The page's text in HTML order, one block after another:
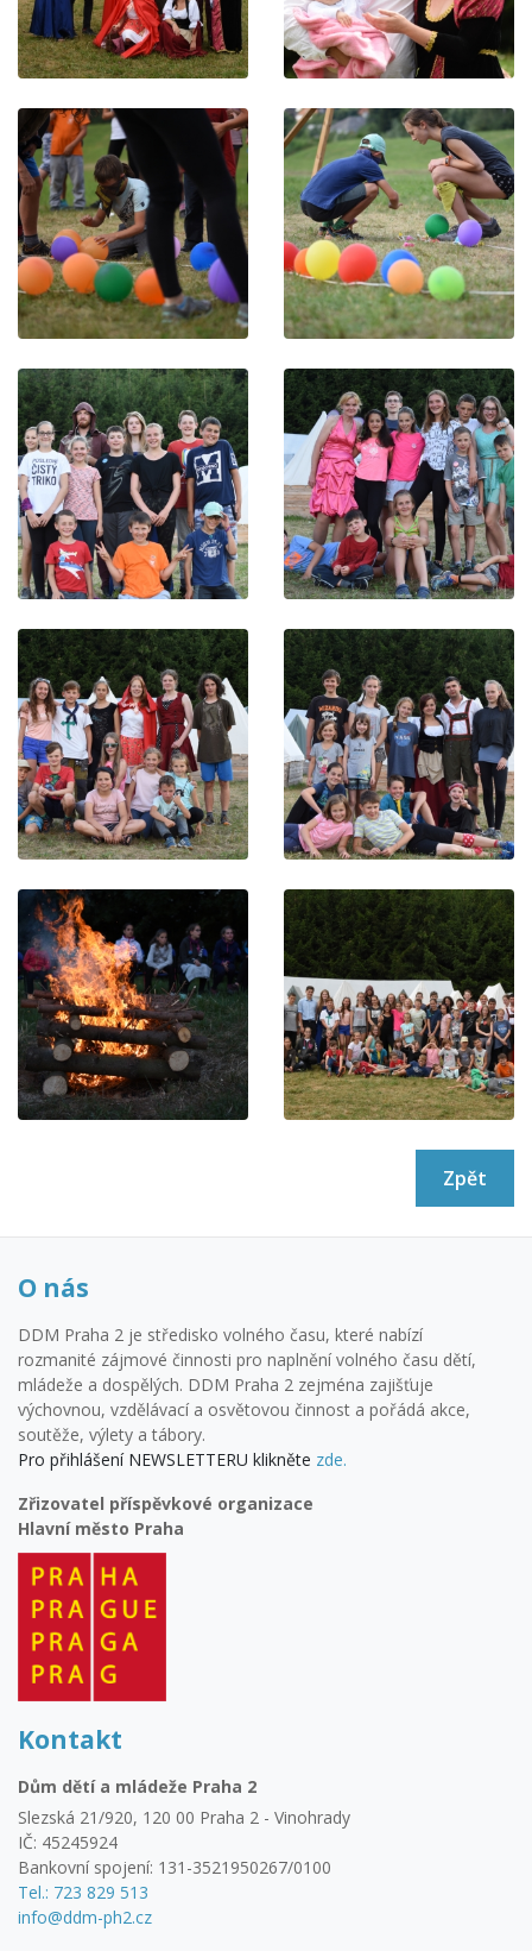
Zpět
O nás
DDM Praha 2 je středisko volného času, které nabízí
rozmanité zájmové činnosti pro naplnění volného času dětí,
mládeže a dospělých. DDM Praha 2 zejména zajišťuje
výchovnou, vzdělávací a osvětovou činnost a pořádá akce,
soutěže, výlety a tábory.
Pro přihlášení NEWSLETTERU klikněte zde.
Zřizovatel příspěvkové organizace
Hlavní město Praha
Kontakt
Dům dětí a mládeže Praha 2
Slezská 21/920, 120 00 Praha 2 - Vinohrady
IČ: 45245924
Bankovní spojení: 131-3521950267/0100
Tel.: 723 829 513
info@ddm-ph2.cz